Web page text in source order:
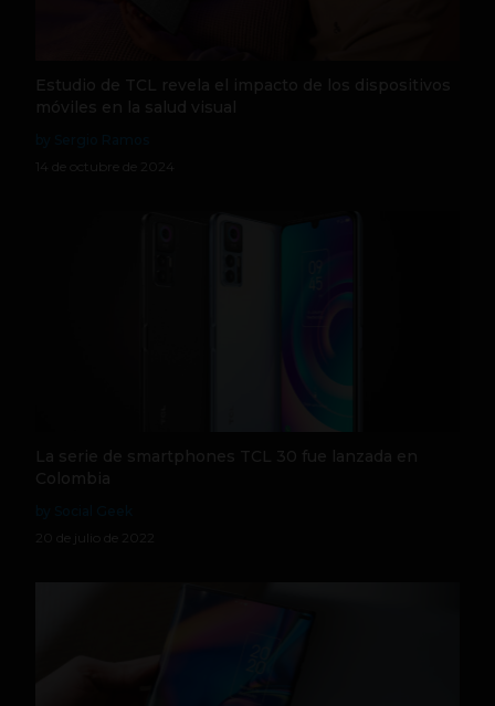
Estudio de TCL revela el impacto de los dispositivos
móviles en la salud visual
14 de octubre de 2024
La serie de smartphones TCL 30 fue lanzada en
Colombia
20 de julio de 2022